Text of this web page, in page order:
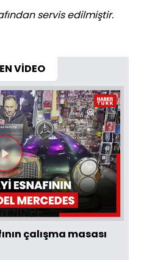
servis edilmiştir.
VİDEO
Videoyu
Oynat
çalışma masası